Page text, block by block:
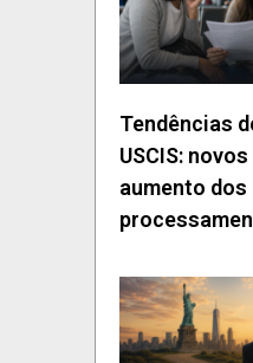
Tendências
USCIS:
aumento